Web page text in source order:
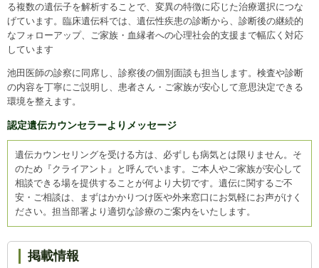
る複数の遺伝子を解析することで、変異の特徴に応じた治療選択につな
げています。臨床遺伝科では、遺伝性疾患の診断から、診断後の継続的
なフォローアップ、ご家族・血縁者への心理社会的支援まで幅広く対応
しています
池田医師の診察に同席し、診察後の個別面談も担当します。検査や診断
の内容を丁寧にご説明し、患者さん・ご家族が安心して意思決定できる
環境を整えます。
認定遺伝カウンセラーよりメッセージ
遺伝カウンセリングを受ける方は、必ずしも病気とは限りません。そ
のため『クライアント』と呼んでいます。ご本人やご家族が安心して
相談できる場を提供することが何より大切です。遺伝に関するご不
安・ご相談は、まずはかかりつけ医や外来窓口にお気軽にお声がけく
ださい。担当部署より適切な診療のご案内をいたします。
掲載情報